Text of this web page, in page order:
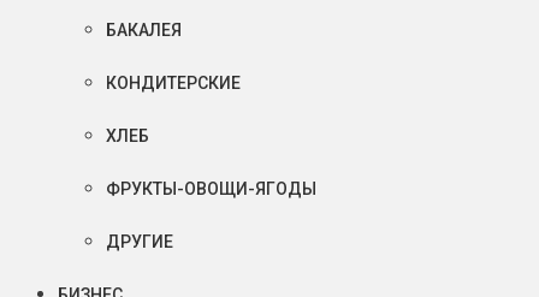
БАКАЛЕЯ
КОНДИТЕРСКИЕ
ХЛЕБ
ФРУКТЫ-ОВОЩИ-ЯГОДЫ
ДРУГИЕ